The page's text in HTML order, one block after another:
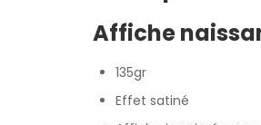
Affiche
135gr
Effet satiné